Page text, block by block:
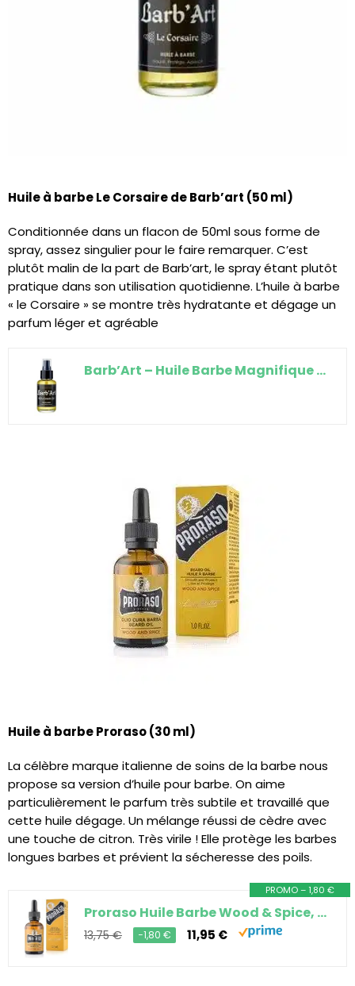
Huile à barbe Le Corsaire de Barb’art (50 ml)
Conditionnée dans un flacon de 50ml sous forme de
spray, assez singulier pour le faire remarquer. C’est
plutôt malin de la part de Barb’art, le spray étant plutôt
pratique dans son utilisation quotidienne. L’huile à barbe
« le Corsaire » se montre très hydratante et dégage un
parfum léger et agréable
Barb’Art – Huile Barbe Magnifique – Entretien barbe – Huiles bio d’Argan, Sésame et Jojoba – « Le…
Huile à barbe Proraso (30 ml)
La célèbre marque italienne de soins de la barbe nous
propose sa version d’huile pour barbe. On aime
particulièrement le parfum très subtile et travaillé que
cette huile dégage. Un mélange réussi de cèdre avec
une touche de citron. Très virile ! Elle protège les barbes
longues barbes et prévient la sécheresse des poils.
PROMO – 1,80 €
Proraso Huile Barbe Wood & Spice, Soin Adoucissant, 30 ml
13,75 € −1,80 € 11,95 €